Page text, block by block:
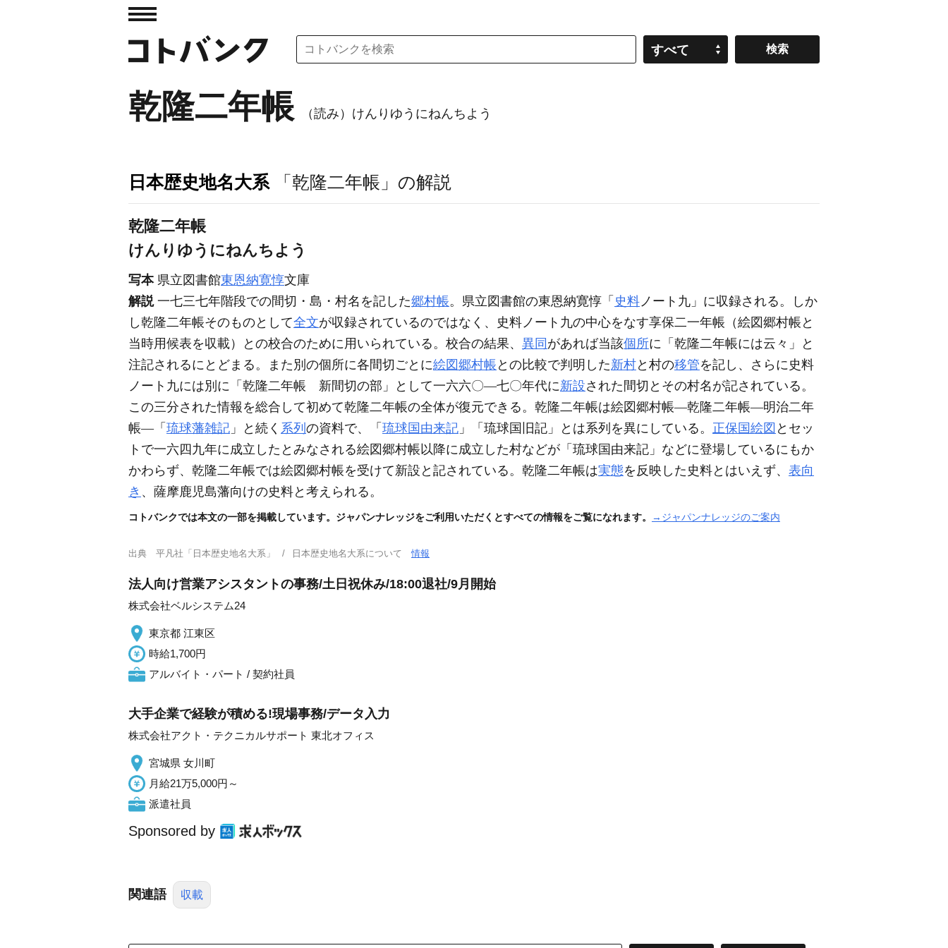
すべて
乾隆二年帳 （読み）けんりゆうにねんちよう
日本歴史地名大系 「乾隆二年帳」の解説
乾隆二年帳
けんりゆうにねんちよう
写本県立図書館東恩納寛惇文庫
解説一七三七年階段での間切・島・村名を記した郷村帳。県立図書館の東恩納寛惇「 史料ノート九」に収録される。しか
し乾隆二年帳そのものとして全文が収録されているのではなく、史料ノート九の中心をなす享保二一年帳 （絵図郷村帳と
当時用候表を収載）
との校合のために用いられている。校合の結果、 異同 があれば当該個所に「乾隆二年帳には云々」と
注記されるにとどまる。また別の個所に各間切ごとに絵図郷村帳 との比較で判明した新村と村の移管を記し、さらに史料
ノート九には別に「乾隆二年帳 新間切の部」として一六六〇―七〇年代に新設された間切とその村名が記されている。
この三分された情報を総合して初めて乾隆二年帳の全体が復元できる。乾隆二年帳は絵図郷村帳―乾隆二年帳―明治二年
帳―「 琉球藩雑記 」と続く 系列 の資料で、「 琉球国由来記 」「琉球国旧記」とは系列を異にしている。 正保国絵図 とセッ
トで一六四九年に成立したとみなされる絵図郷村帳以降に成立した村などが「琉球国由来記」などに登場しているにもか
かわらず、乾隆二年帳では絵図郷村帳を受けて新設と記されている。乾隆二年帳は実態を反映した史料とはいえず、 表向
き 、薩摩鹿児島藩向けの史料と考えられる。
コトバンクでは本文の一部を掲載しています。ジャパンナレッジをご利用いただくとすべての情報をご覧になれます。 →ジャパンナレッジのご案内
出典 平凡社「日本歴史地名大系」 日本歴史地名大系について情報
法人向け営業アシスタントの事務/土日祝休み/18:00退社/9月開始
株式会社ベルシステム24
東京都 江東区
時給1,700円
アルバイト・パート / 契約社員
大手企業で経験が積める!現場事務/データ入力
株式会社アクト・テクニカルサポート 東北オフィス
宮城県 女川町
月給21万5,000円～
派遣社員
Sponsored by
関連語 収載